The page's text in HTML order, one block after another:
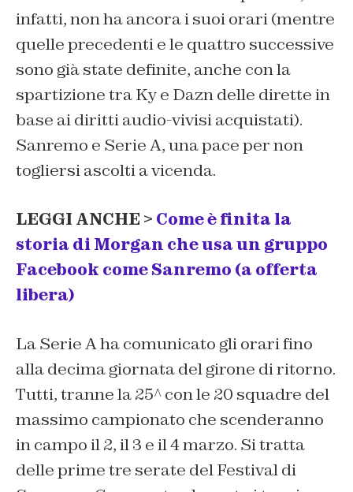
infatti, non ha ancora i suoi orari (mentre
quelle precedenti e le quattro successive
sono già state definite, anche con la
spartizione tra Ky e Dazn delle dirette in
base ai diritti audio-vivisi acquistati).
Sanremo e Serie A, una pace per non
togliersi ascolti a vicenda.
LEGGI ANCHE > Come è finita la
storia di Morgan che usa un gruppo
Facebook come Sanremo (a offerta
libera)
La Serie A ha comunicato gli orari fino
alla decima giornata del girone di ritorno.
Tutti, tranne la 25^ con le 20 squadre del
massimo campionato che scenderanno
in campo il 2, il 3 e il 4 marzo. Si tratta
delle prime tre serate del Festival di